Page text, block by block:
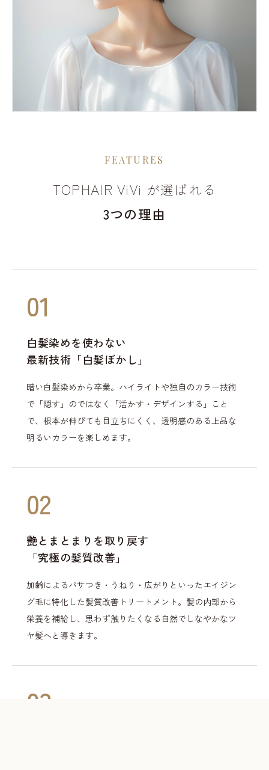
FEATURES
TOPHAIR ViVi が選ばれる
3つの理由
01
白髪染めを使わない
最新技術「白髪ぼかし」
暗い白髪染めから卒業。ハイライトや独自のカラー技術
で「隠す」のではなく「活かす・デザインする」こと
で、根本が伸びても目立ちにくく、透明感のある上品な
明るいカラーを楽しめます。
02
艶とまとまりを取り戻す
「究極の髪質改善」
加齢によるパサつき・うねり・広がりといったエイジン
グ毛に特化した髪質改善トリートメント。髪の内部から
栄養を補給し、思わず触りたくなる自然でしなやかなツ
ヤ髪へと導きます。
03